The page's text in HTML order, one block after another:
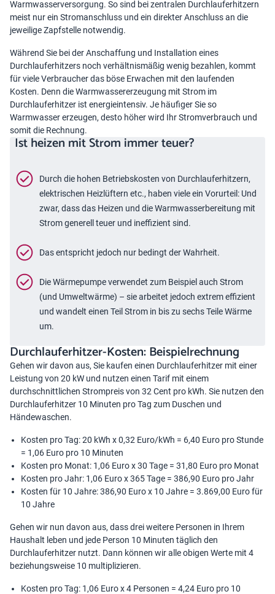
Warmwasserversorgung. So sind bei zentralen Durchlauferhitzern
meist nur ein Stromanschluss und ein direkter Anschluss an die
jeweilige Zapfstelle notwendig.
Während Sie bei der Anschaffung und Installation eines
Durchlauferhitzers noch verhältnismäßig wenig bezahlen, kommt
für viele Verbraucher das böse Erwachen mit den laufenden
Kosten. Denn die Warmwassererzeugung mit Strom im
Durchlauferhitzer ist energieintensiv. Je häufiger Sie so
Warmwasser erzeugen, desto höher wird Ihr Stromverbrauch und
somit die Rechnung.
Ist heizen mit Strom immer teuer?
Durch die hohen Betriebskosten von Durchlauferhitzern,
elektrischen Heizlüftern etc., haben viele ein Vorurteil: Und
zwar, dass das Heizen und die Warmwasserbereitung mit
Strom generell teuer und ineffizient sind.
Das entspricht jedoch nur bedingt der Wahrheit.
Die Wärmepumpe verwendet zum Beispiel auch Strom
(und Umweltwärme) – sie arbeitet jedoch extrem effizient
und wandelt einen Teil Strom in bis zu sechs Teile Wärme
um.
Durchlauferhitzer-Kosten: Beispielrechnung
Gehen wir davon aus, Sie kaufen einen Durchlauferhitzer mit einer
Leistung von 20 kW und nutzen einen Tarif mit einem
durchschnittlichen Strompreis von 32 Cent pro kWh. Sie nutzen den
Durchlauferhitzer 10 Minuten pro Tag zum Duschen und
Händewaschen.
Kosten pro Tag: 20 kWh x 0,32 Euro/kWh = 6,40 Euro pro Stunde
= 1,06 Euro pro 10 Minuten
Kosten pro Monat: 1,06 Euro x 30 Tage = 31,80 Euro pro Monat
Kosten pro Jahr: 1,06 Euro x 365 Tage = 386,90 Euro pro Jahr
Kosten für 10 Jahre: 386,90 Euro x 10 Jahre = 3.869,00 Euro für
10 Jahre
Gehen wir nun davon aus, dass drei weitere Personen in Ihrem
Haushalt leben und jede Person 10 Minuten täglich den
Durchlauferhitzer nutzt. Dann können wir alle obigen Werte mit 4
beziehungsweise 10 multiplizieren.
Kosten pro Tag: 1,06 Euro x 4 Personen = 4,24 Euro pro 10